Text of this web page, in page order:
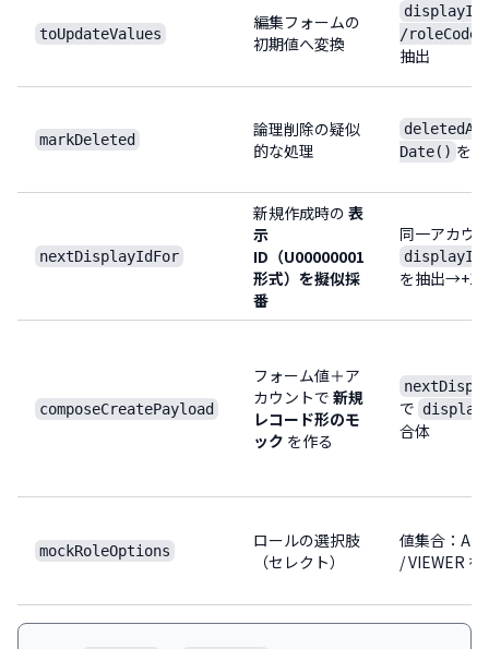
toUpdateValues
編集フォームの
初期値へ変換
displayId/
/
抽出
markDeleted
論理削除の疑似
的な処理
deletedAt
Date() を
nextDisplayIdFor
新規作成時の 表
示
ID（U00000001
形式）を擬似採
番
同一アカウ
displayId
を抽出
composeCreatePayload
フォーム値＋ア
カウントで 新規
レコード形のモ
ック を作る
で
合体
mockRoleOptions
ロールの選択肢
（セレクト）
値集合：
/ VIEWER